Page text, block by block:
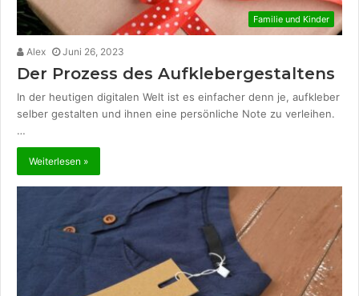
Familie und Kinder
Alex Juni 26, 2023
Der Prozess des Aufklebergestaltens
In der heutigen digitalen Welt ist es einfacher denn je, aufkleber
selber gestalten und ihnen eine persönliche Note zu verleihen.
…
Weiterlesen »